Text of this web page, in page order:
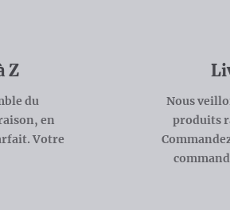
Z
du
en
Votre
Nous
produits